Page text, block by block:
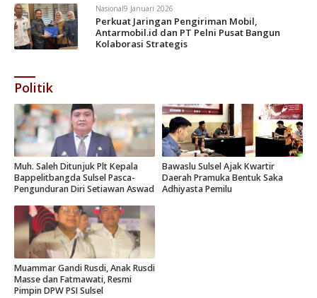
Nasional9 Januari 2026
Perkuat Jaringan Pengiriman Mobil,
Antarmobil.id dan PT Pelni Pusat Bangun
Kolaborasi Strategis
Politik
Muh. Saleh Ditunjuk Plt Kepala
Bappelitbangda Sulsel Pasca-
Pengunduran Diri Setiawan Aswad
Bawaslu Sulsel Ajak Kwartir
Daerah Pramuka Bentuk Saka
Adhiyasta Pemilu
Muammar Gandi Rusdi, Anak Rusdi
Masse dan Fatmawati, Resmi
Pimpin DPW PSI Sulsel